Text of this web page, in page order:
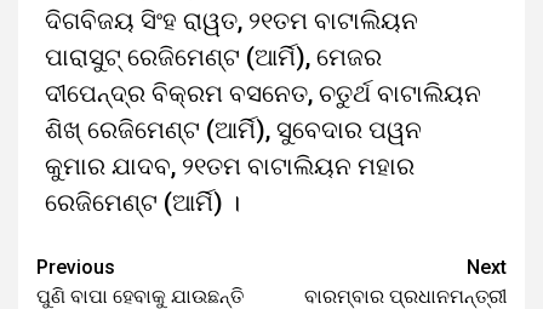
ଦିଗବିଜୟ ସିଂହ ରାୱତ, ୨୧ତମ ବାଟାଲିୟନ
ପାରାସୁଟ୍ ରେଜିମେଣ୍ଟ (ଆର୍ମି), ମେଜର
ଦୀପେନ୍ଦ୍ର ବିକ୍ରମ ବସନେତ, ଚତୁର୍ଥ ବାଟାଲିୟନ
ଶିଖ୍ ରେଜିମେଣ୍ଟ (ଆର୍ମି), ସୁବେଦାର ପୱନ
କୁମାର ଯାଦବ, ୨୧ତମ ବାଟାଲିୟନ ମହାର
ରେଜିମେଣ୍ଟ (ଆର୍ମି) ।
Previous
ପୁଣି ବାପା ହେବାକୁ ଯାଉଛନ୍ତି
Next
ବାରମ୍ବାର ପ୍ରଧାନମନ୍ତ୍ରୀ